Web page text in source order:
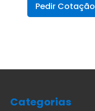
Pedir Cotação
Categorias